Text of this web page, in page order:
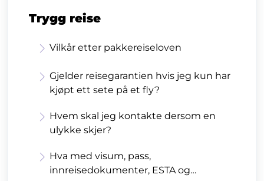
Trygg reise
Vilkår etter pakkereiseloven
Gjelder reisegarantien hvis jeg kun har
kjøpt ett sete på et fly?
Hvem skal jeg kontakte dersom en
ulykke skjer?
Hva med visum, pass,
innreisedokumenter, ESTA og